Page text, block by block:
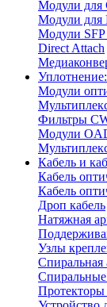
Модули для
Модули для
Модули
Direct Attach
Модули
Фильтры
Модули
Кабель и
Кабель
Кабель
Дроп кабель
Натяжная
Узлы
Спиральная